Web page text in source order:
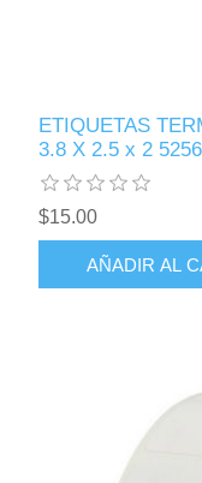
ETIQUETAS
3.8 X 2.5 x 2
$15.00
AÑADIR AL